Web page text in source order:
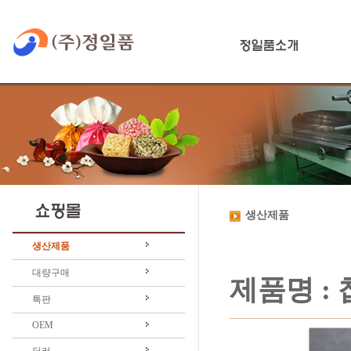
생산제품
대량구매
특판
OEM
생산제품
제품명 :